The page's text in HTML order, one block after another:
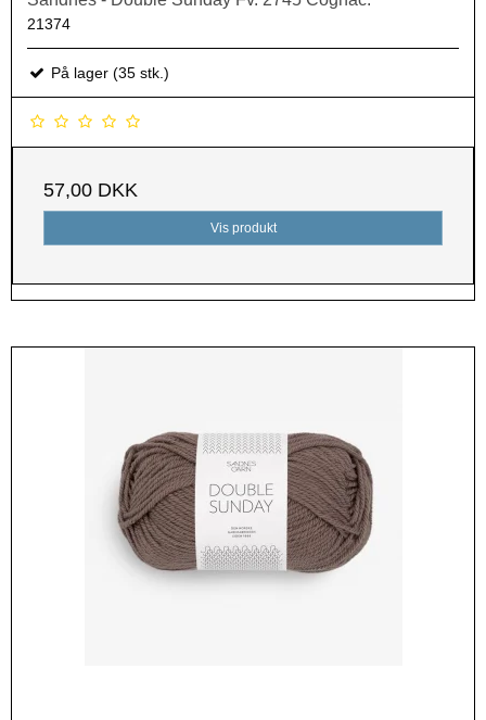
21374
På lager (35 stk.)
57,00 DKK
Vis produkt